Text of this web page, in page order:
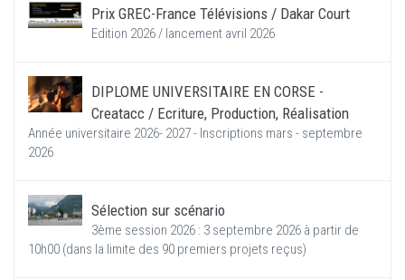
Prix GREC-France Télévisions / Dakar Court
Edition 2026 / lancement avril 2026
DIPLOME UNIVERSITAIRE EN CORSE -
Creatacc / Ecriture, Production, Réalisation
Année universitaire 2026- 2027 - Inscriptions mars - septembre
2026
Sélection sur scénario
3ème session 2026 : 3 septembre 2026 à partir de
10h00 (dans la limite des 90 premiers projets reçus)